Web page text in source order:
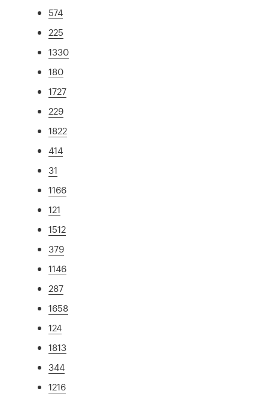
574
225
1330
180
1727
229
1822
414
31
1166
121
1512
379
1146
287
1658
124
1813
344
1216